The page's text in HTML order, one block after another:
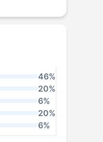
46%
20%
6%
20%
6%